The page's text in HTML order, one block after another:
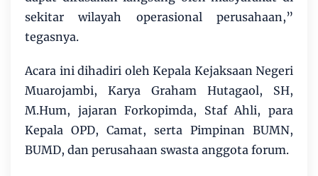
sekitar wilayah operasional perusahaan,”
tegasnya.
Acara ini dihadiri oleh Kepala Kejaksaan Negeri
Muarojambi, Karya Graham Hutagaol, SH,
M.Hum, jajaran Forkopimda, Staf Ahli, para
Kepala OPD, Camat, serta Pimpinan BUMN,
BUMD, dan perusahaan swasta anggota forum.